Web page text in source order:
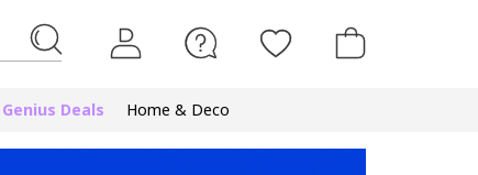
Genius Deals Home & Deco